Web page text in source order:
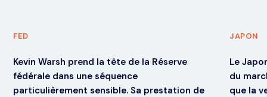
FED
Kevin Warsh prend la tête de la Réserve
fédérale dans une séquence
particulièrement sensible. Sa prestation de
JAPON
Le
du
que la